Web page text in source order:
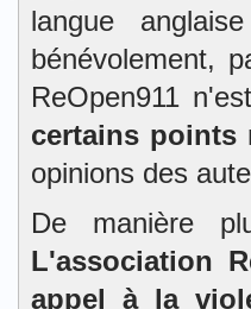
langue
bénévolement,
ReOpen911
certains points
opinions des
De manière
L'association
appel à la